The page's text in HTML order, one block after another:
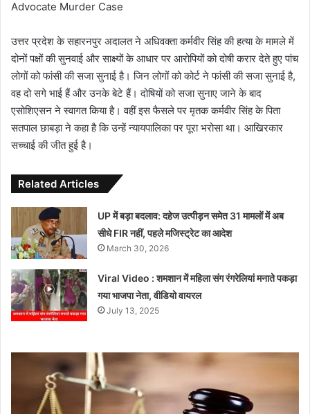
Advocate Murder Case
उत्तर प्रदेश के सहारनपुर अदालत ने अधिवक्ता कर्मवीर सिंह की हत्या के मामले में
दोनों पक्षों की सुनवाई और साक्ष्यों के आधार पर आरोपियों को दोषी करार देते हुए पांच
लोगों को फांसी की सजा सुनाई है। जिन लोगों को कोर्ट ने फांसी की सजा सुनाई है,
वह दो सगे भाई हैं और उनके बेटे हैं। दोषियों को सजा सुनाए जाने के बाद
एसोशिएसन ने स्वागत किया है। वहीं इस फैसले पर मृतक कर्मवीर सिंह के पिता
सतपाल छाबड़ा ने कहा है कि उन्हें न्यायपालिका पर पूरा भरोसा था। आखिरकार
सच्चाई की जीत हुई है।
Related Articles
UP में बड़ा बदलाव: दहेज उत्पीड़न समेत 31 मामलों में अब
सीधे FIR नहीं, पहले मजिस्ट्रेट का आदेश
March 30, 2026
Viral Video : शमशान में महिला संग रंगरेलियां मनाते पकड़ा
गया भाजपा नेता, वीडियो वायरल
July 13, 2025